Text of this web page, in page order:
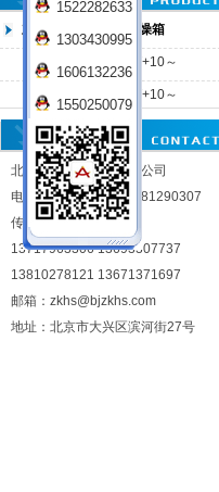
北京中科环试仪器有限公司
立式电热恒温鼓风干燥箱
DGG-9000系列RT+10～
DGG-9006系列RT+10～
北京中科环试仪器有限公司
电话：010-81290302 81290307
传真：010-81283287
13717963306 13693307737
13810278121 13671371697
邮箱：zkhs@bjzkhs.com
地址：北京市大兴区滨河街27号
1522282633
1303430995
1606132236
1550250079